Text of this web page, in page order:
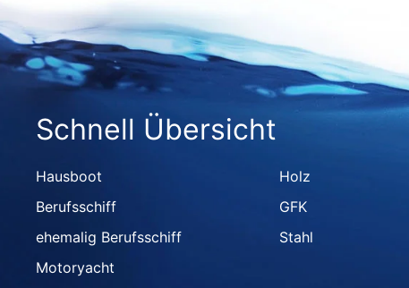
Schnell Übersicht
Hausboot
Berufsschiff
ehemalig Berufsschiff
Motoryacht
Holz
GFK
Stahl